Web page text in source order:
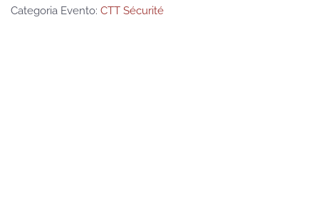
Categoria Evento: CTT Sécurité